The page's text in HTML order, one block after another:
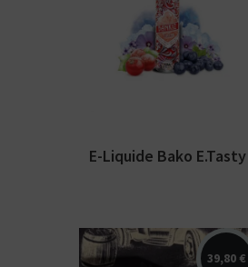
groseille, violette,
fraicheur glaciale. E-
liquide E.Tasty Bankiz.
Disponible en...
E-Liquide Bako E.Tasty
39,80 €